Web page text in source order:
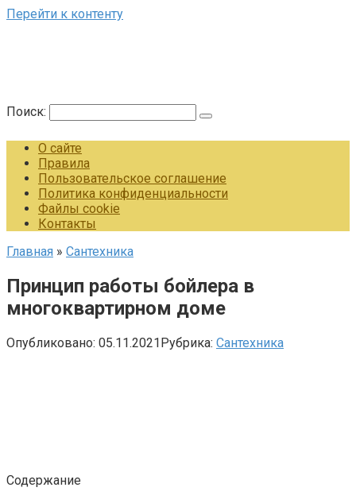
Перейти к контенту
Поиск:
О сайте
Правила
Пользовательское соглашение
Политика конфиденциальности
Файлы cookie
Контакты
Главная » Сантехника
Принцип работы бойлера в
многоквартирном доме
Опубликовано: 05.11.2021Рубрика: Сантехника
Содержание